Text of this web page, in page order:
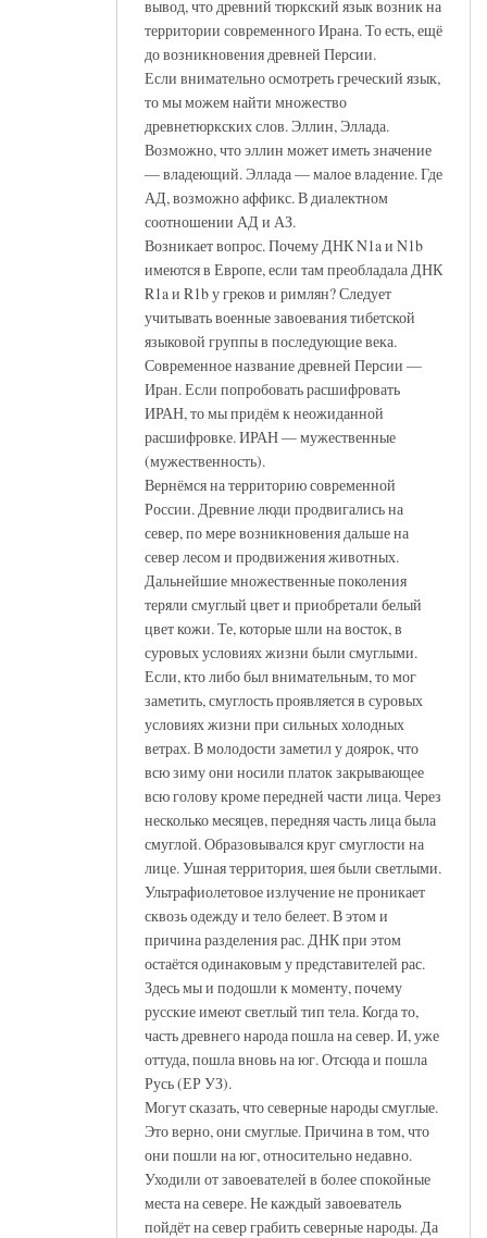
вывод, что древний тюркский язык возник на
территории современного Ирана. То есть, ещё
до возникновения древней Персии.
Если внимательно осмотреть греческий язык,
то мы можем найти множество
древнетюркских слов. Эллин, Эллада.
Возможно, что эллин может иметь значение
— владеющий. Эллада — малое владение. Где
АД, возможно аффикс. В диалектном
соотношении АД и АЗ.
Возникает вопрос. Почему ДНК N1a и N1b
имеются в Европе, если там преобладала ДНК
R1a и R1b у греков и римлян? Следует
учитывать военные завоевания тибетской
языковой группы в последующие века.
Современное название древней Персии —
Иран. Если попробовать расшифровать
ИРАН, то мы придём к неожиданной
расшифровке. ИРАН — мужественные
(мужественность).
Вернёмся на территорию современной
России. Древние люди продвигались на
север, по мере возникновения дальше на
север лесом и продвижения животных.
Дальнейшие множественные поколения
теряли смуглый цвет и приобретали белый
цвет кожи. Те, которые шли на восток, в
суровых условиях жизни были смуглыми.
Если, кто либо был внимательным, то мог
заметить, смуглость проявляется в суровых
условиях жизни при сильных холодных
ветрах. В молодости заметил у доярок, что
всю зиму они носили платок закрывающее
всю голову кроме передней части лица. Через
несколько месяцев, передняя часть лица была
смуглой. Образовывался круг смуглости на
лице. Ушная территория, шея были светлыми.
Ультрафиолетовое излучение не проникает
сквозь одежду и тело белеет. В этом и
причина разделения рас. ДНК при этом
остаётся одинаковым у представителей рас.
Здесь мы и подошли к моменту, почему
русские имеют светлый тип тела. Когда то,
часть древнего народа пошла на север. И, уже
оттуда, пошла вновь на юг. Отсюда и пошла
Русь (ЕР УЗ).
Могут сказать, что северные народы смуглые.
Это верно, они смуглые. Причина в том, что
они пошли на юг, относительно недавно.
Уходили от завоевателей в более спокойные
места на севере. Не каждый завоеватель
пойдёт на север грабить северные народы. Да